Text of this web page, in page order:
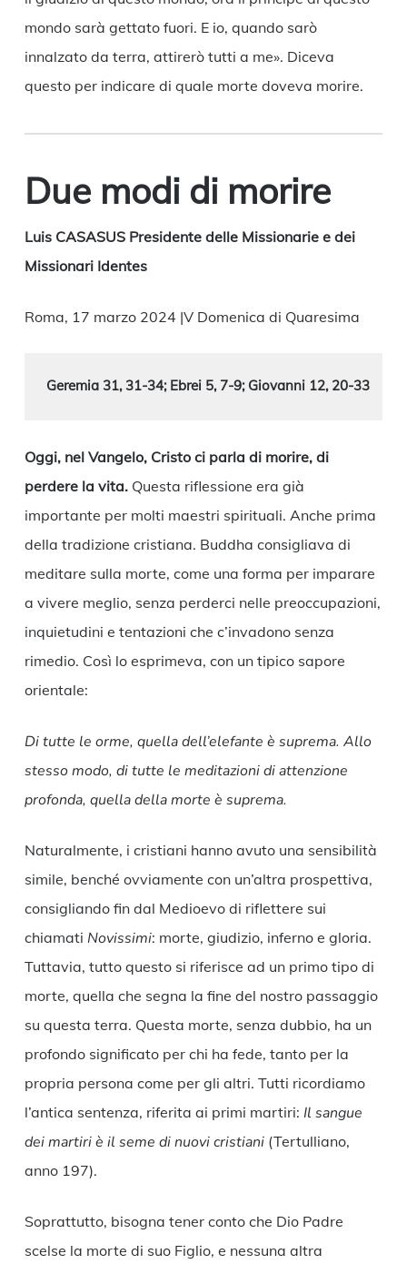
mondo sarà gettato fuori. E io, quando sarò
innalzato da terra, attirerò tutti a me». Diceva
questo per indicare di quale morte doveva morire.
Due modi di morire
Luis CASASUS Presidente delle Missionarie e dei
Missionari Identes
Roma, 17 marzo 2024 |V Domenica di Quaresima
Geremia 31, 31-34; Ebrei 5, 7-9; Giovanni 12, 20-33
Oggi, nel Vangelo, Cristo ci parla di morire, di
perdere la vita. Questa riflessione era già
importante per molti maestri spirituali. Anche prima
della tradizione cristiana. Buddha consigliava di
meditare sulla morte, come una forma per imparare
a vivere meglio, senza perderci nelle preoccupazioni,
inquietudini e tentazioni che c’invadono senza
rimedio. Così lo esprimeva, con un tipico sapore
orientale:
Di tutte le orme, quella dell’elefante è suprema. Allo
stesso modo, di tutte le meditazioni di attenzione
profonda, quella della morte è suprema.
Naturalmente, i cristiani hanno avuto una sensibilità
simile, benché ovviamente con un’altra prospettiva,
consigliando fin dal Medioevo di riflettere sui
chiamati Novissimi: morte, giudizio, inferno e gloria.
Tuttavia, tutto questo si riferisce ad un primo tipo di
morte, quella che segna la fine del nostro passaggio
su questa terra. Questa morte, senza dubbio, ha un
profondo significato per chi ha fede, tanto per la
propria persona come per gli altri. Tutti ricordiamo
l’antica sentenza, riferita ai primi martiri: Il sangue
dei martiri è il seme di nuovi cristiani(Tertulliano,
anno 197).
Soprattutto, bisogna tener conto che Dio Padre
scelse la morte di suo Figlio, e nessuna altra